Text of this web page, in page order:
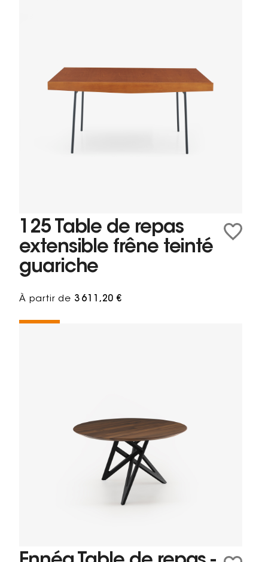
125 Table de repas
extensible frêne teinté
guariche
À partir de 3 611,20 €